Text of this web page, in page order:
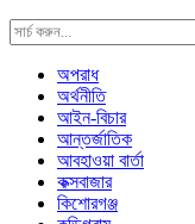
অপরাধ
অর্থনীতি
আইন-বিচার
আন্তর্জাতিক
আবহাওয়া বার্তা
কক্সবাজার
কিশোরগঞ্জ